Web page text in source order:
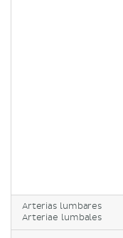
Arterias lumbares
Arteriae lumbales